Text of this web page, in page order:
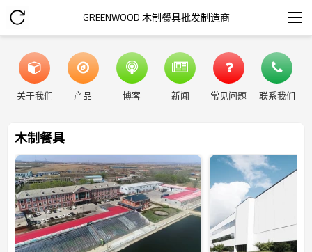
GREENWOOD 木制餐具批发制造商
关于我们 产品 博客 新闻 常见问题 联系我们
木制餐具